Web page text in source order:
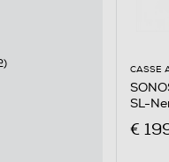
ACOUSTIC
CASSE
SL-
€